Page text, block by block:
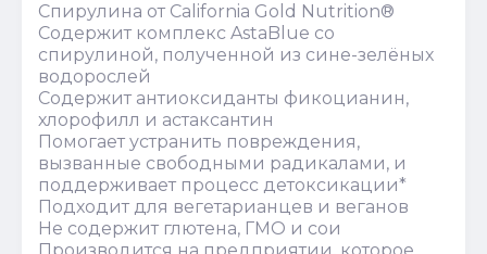
Спирулина от California Gold Nutrition®
Содержит комплекс AstaBlue со
спирулиной, полученной из сине-зелёных
водорослей
Содержит антиоксиданты фикоцианин,
хлорофилл и астаксантин
Помогает устранить повреждения,
вызванные свободными радикалами, и
поддерживает процесс детоксикации*
Подходит для вегетарианцев и веганов
Не содержит глютена, ГМО и сои